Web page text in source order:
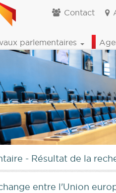
Contact
parlementaires
- Résultat de la
entre l'Union